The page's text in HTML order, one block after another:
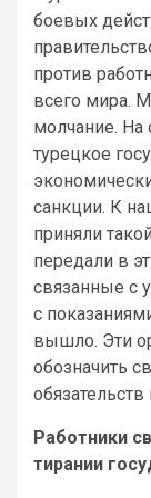
боевых
против
всего мира.
молчание. На
турецкое
санкции. К
приняли
передали в
связанные с
с
вышло. Эти
обозначить
обязательств
Работники
тирании